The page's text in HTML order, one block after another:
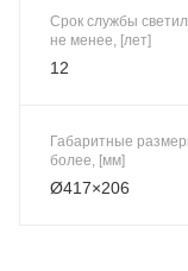
Срок службы
не менее, [лет]
12
Габаритные
более, [мм]
Ø417×206